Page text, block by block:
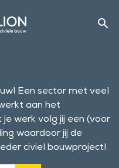
search
Een sector met veel
aan het
werk volg jij een (voor
waardoor jij de
civiel bouwproject!